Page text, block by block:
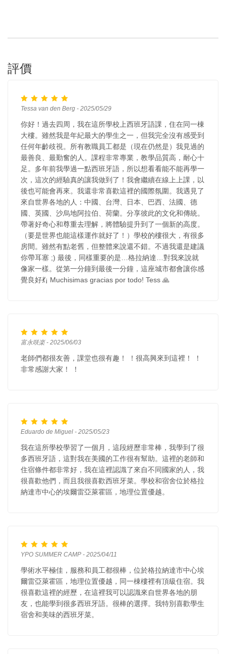
評價
Tessa van den Berg - 2025/05/29
你好！過去四周，我在這所學校上西班牙語課，住在同一棟
大樓。雖然我是年紀最大的學生之一，但我完全沒有感受到
任何年齡歧視。所有教職員工都是（現在仍然是）我見過的
最善良、最勤奮的人。課程非常專業，教學品質高，耐心十
足。多年前我學過一點西班牙語，所以想看看能不能再學一
次，這次的經驗真的讓我做到了！我會繼續在線上上課，以
後也可能會再來。我還非常喜歡這裡的國際氛圍。我遇見了
來自世界各地的人：中國、台灣、日本、巴西、法國、德
國、英國、沙烏地阿拉伯、荷蘭。分享彼此的文化和傳統。
帶著好奇心和尊重去理解，將體驗提升到了一個新的高度。
（要是世界也能這樣運作就好了！）學校的樓很大，有很多
房間。雖然有點老舊，但整體來說還不錯。不過我還是建議
你帶耳塞 ;) 最後，同樣重要的是…格拉納達…對我來說就
像家一樣。從第一分鐘到最後一分鐘，這座城市都會讓你感
覺良好💃¡ Muchisimas gracias por todo! Tess 🙏
富永咲楽 - 2025/06/03
老師們都很友善，課堂也很有趣！ ！很高興來到這裡！ ！
非常感謝大家！ ！
Eduardo de Miguel - 2025/05/23
我在這所學校學習了一個月，這段經歷非常棒，我學到了很
多西班牙語，這對我在美國的工作很有幫助。這裡的老師和
住宿條件都非常好，我在這裡認識了來自不同國家的人，我
很喜歡他們，而且我很喜歡西班牙菜。學校和宿舍位於格拉
納達市中心的埃爾雷亞萊霍區，地理位置優越。
YPO SUMMER CAMP - 2025/04/11
學術水平極佳，服務和員工都很棒，位於格拉納達市中心埃
爾雷亞萊霍區，地理位置優越，同一棟樓裡有頂級住宿。我
很喜歡這裡的經歷，在這裡我可以認識來自世界各地的朋
友，也能學到很多西班牙語。很棒的選擇。我特別喜歡學生
宿舍和美味的西班牙菜。